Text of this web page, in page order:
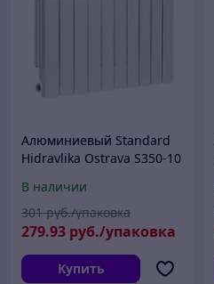
Алюминиевый Standard
Hidravlika Ostrava S350-10
В наличии
279.93 руб./упаковка
301 руб./упаковка
Купить